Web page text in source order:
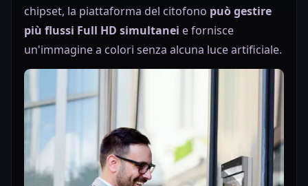
chipset, la piattaforma del citofono può gestire
più flussi Full HD simultanei e fornisce
un'immagine a colori senza alcuna luce artificiale.